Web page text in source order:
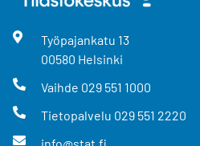
Työpajankatu 13
00580 Helsinki
Vaihde 029 551 1000
Tietopalvelu 029 551 2220